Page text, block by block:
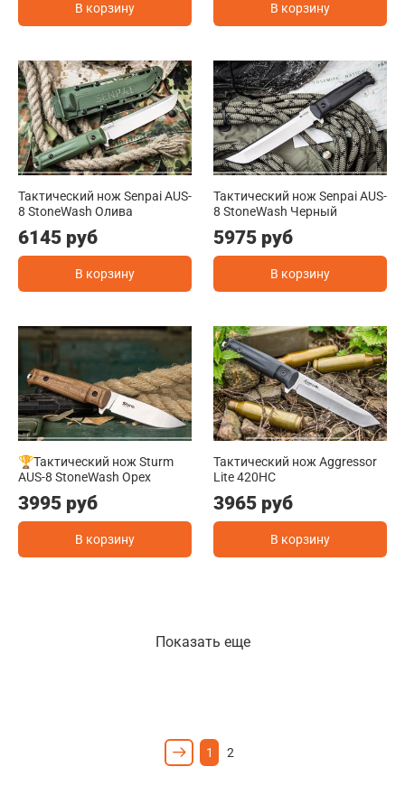
В корзину В корзину
Тактический нож Senpai AUS-
8 StoneWash Олива
6145 руб
В корзину
Тактический нож Senpai AUS-
8 StoneWash Черный
5975 руб
В корзину
🏆Тактический нож Sturm
AUS-8 StoneWash Орех
3995 руб
В корзину
Тактический нож Aggressor
Lite 420HC
3965 руб
В корзину
Показать еще
1 2